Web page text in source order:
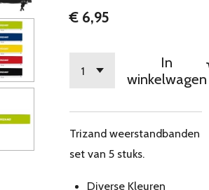
€ 6,95
In
winkelwagen
Trizand weerstandbanden
set van 5 stuks.
Diverse Kleuren